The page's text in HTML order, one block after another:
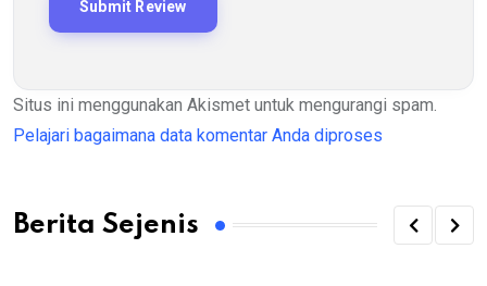
Situs ini menggunakan Akismet untuk mengurangi spam.
Pelajari bagaimana data komentar Anda diproses
Berita Sejenis